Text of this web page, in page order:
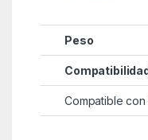
Peso
Compatible